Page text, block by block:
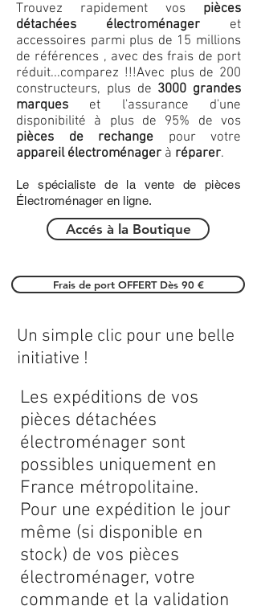
Trouvez rapidement vos pièces
détachées électroménager et
accessoires parmi plus de 15 millions
de références , avec des frais de port
réduit...comparez !!!Avec plus de 200
constructeurs, plus de 3000 grandes
marques et l'assurance d'une
disponibilité à plus de 95% de vos
pièces de rechange pour votre
appareil électroménager à réparer.
Le spécialiste de la vente de pièces
Électroménager en ligne.
Accés à la Boutique
Frais de port OFFERT Dès 90 €
Les expéditions de vos
pièces détachées
électroménager sont
possibles uniquement en
France métropolitaine.
Pour une expédition le jour
même (si disponible en
stock) de vos pièces
électroménager, votre
commande et la validation
Un simple clic pour une belle
initiative !